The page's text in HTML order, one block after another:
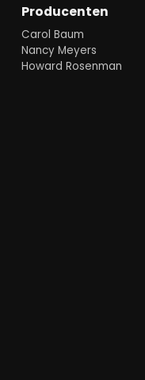
Producenten
Carol Baum
Nancy Meyers
Howard Rosenman